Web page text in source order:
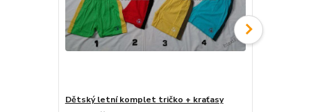
Dětský letní komplet tričko + kraťasy